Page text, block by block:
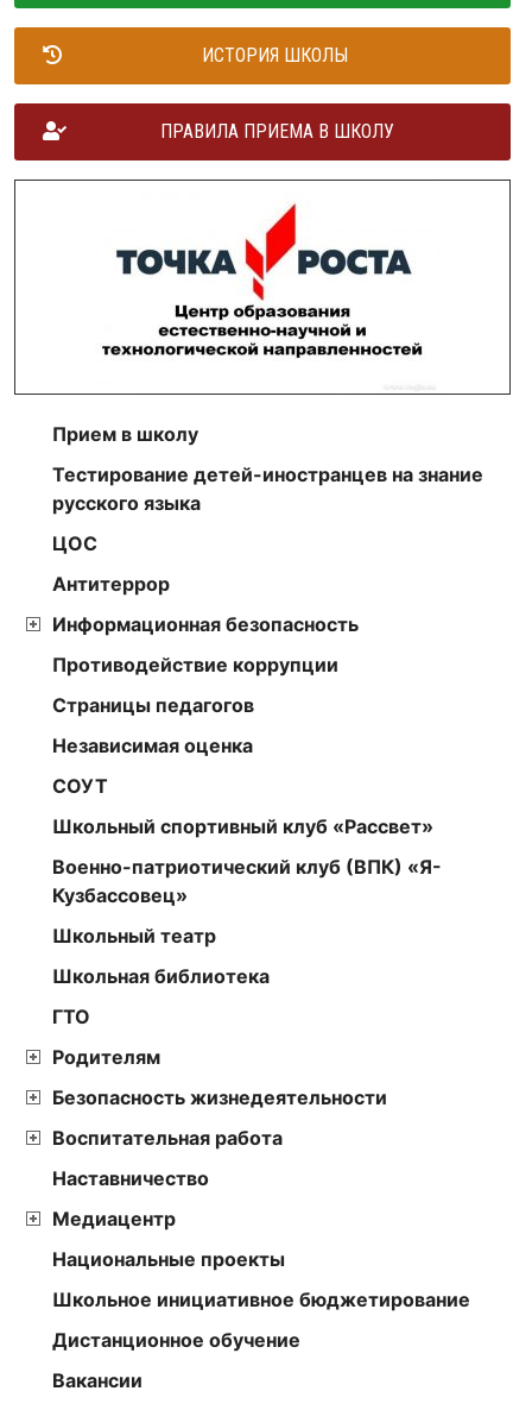
ИСТОРИЯ ШКОЛЫ
ПРАВИЛА ПРИЕМА В ШКОЛУ
Прием в школу
Тестирование детей-иностранцев на знание
русского языка
ЦОС
Антитеррор
Информационная безопасность
Противодействие коррупции
Страницы педагогов
Независимая оценка
СОУТ
Школьный спортивный клуб «Рассвет»
Военно-патриотический клуб (ВПК) «Я-
Кузбассовец»
Школьный театр
Школьная библиотека
ГТО
Родителям
Безопасность жизнедеятельности
Воспитательная работа
Наставничество
Медиацентр
Национальные проекты
Школьное инициативное бюджетирование
Дистанционное обучение
Вакансии